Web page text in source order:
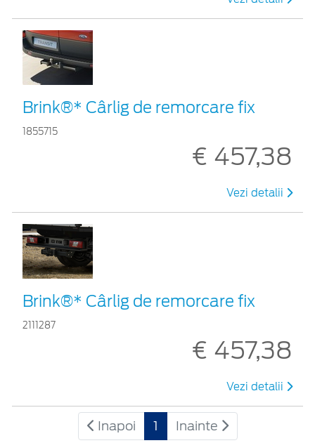
Brink®* Cârlig de remorcare fix
1855715
€ 457,38
Vezi detalii
Brink®* Cârlig de remorcare fix
2111287
€ 457,38
Vezi detalii
Inapoi 1 Inainte